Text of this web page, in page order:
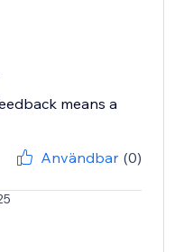
means a
Användbar (0)